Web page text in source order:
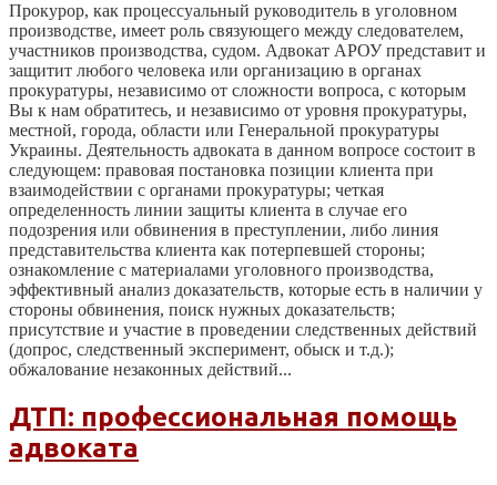
Прокурор, как процессуальный руководитель в уголовном
производстве, имеет роль связующего между следователем,
участников производства, судом. Адвокат АРОУ представит и
защитит любого человека или организацию в органах
прокуратуры, независимо от сложности вопроса, с которым
Вы к нам обратитесь, и независимо от уровня прокуратуры,
местной, города, области или Генеральной прокуратуры
Украины. Деятельность адвоката в данном вопросе состоит в
следующем: правовая постановка позиции клиента при
взаимодействии с органами прокуратуры; четкая
определенность линии защиты клиента в случае его
подозрения или обвинения в преступлении, либо линия
представительства клиента как потерпевшей стороны;
ознакомление с материалами уголовного производства,
эффективный анализ доказательств, которые есть в наличии у
стороны обвинения, поиск нужных доказательств;
присутствие и участие в проведении следственных действий
(допрос, следственный эксперимент, обыск и т.д.);
обжалование незаконных действий...
ДТП: профессиональная помощь
адвоката